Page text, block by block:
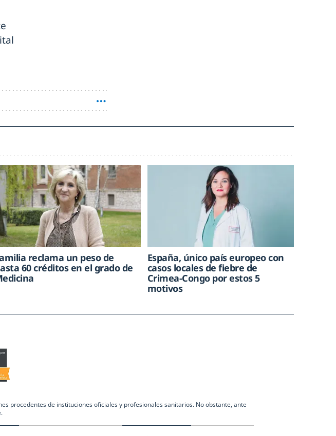
reclama un peso de
60 créditos en el grado de
España, único país europeo con
casos locales de fiebre de
Crimea-Congo por estos 5
motivos
procedentes de instituciones oficiales y profesionales sanitarios. No obstante, ante